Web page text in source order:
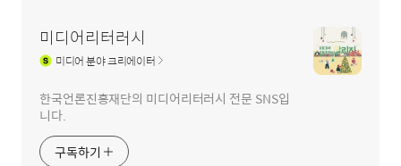
미디어리터러시
미디어분야 크리에이터
한국언론진흥재단의 미디어리터러시 전문 SNS입
니다.
구독하기